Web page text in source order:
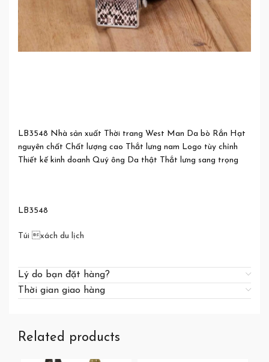
LB3548 Nhà sản xuất Thời trang West Man Da bò Rắn Hạt
nguyên chất Chất lượng cao Thắt lưng nam Logo tùy chỉnh
Thiết kế kinh doanh Quý ông Da thật Thắt lưng sang trọng
LB3548
Túi xách du lịch
Lý do bạn đặt hàng?
Thời gian giao hàng
Related products